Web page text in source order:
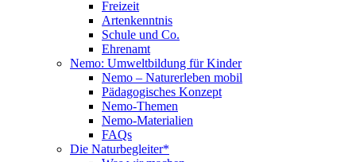
Freizeit
Artenkenntnis
Schule und Co.
Ehrenamt
Nemo: Umweltbildung für Kinder
Nemo – Naturerleben mobil
Pädagogisches Konzept
Nemo-Themen
Nemo-Materialien
FAQs
Die Naturbegleiter*